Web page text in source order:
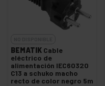
BEMATIK Cable
eléctrico de
alimentación IEC60320
C13 a schuko macho
recto de color negro 5m